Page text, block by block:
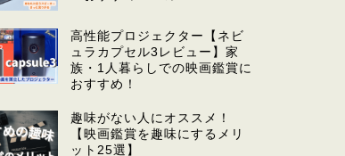
高性能プロジェクター【ネビ
ュラカプセル3レビュー】家
族・1人暮らしでの映画鑑賞に
おすすめ！
趣味がない人にオススメ！
【映画鑑賞を趣味にするメリ
ット25選】